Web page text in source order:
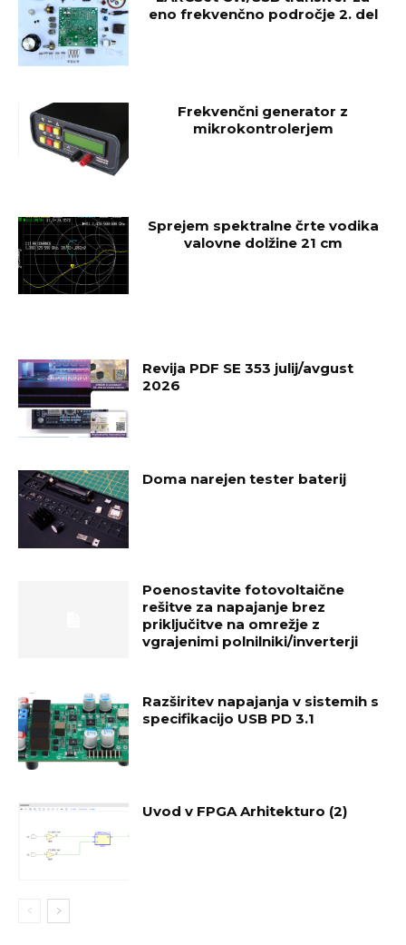
eno frekvenčno področje 2. del
Frekvenčni generator z
mikrokontrolerjem
Sprejem spektralne črte vodika
valovne dolžine 21 cm
Revija PDF SE 353 julij/avgust
2026
Doma narejen tester baterij
Poenostavite fotovoltaične
rešitve za napajanje brez
priključitve na omrežje z
vgrajenimi polnilniki/inverterji
Razširitev napajanja v sistemih s
specifikacijo USB PD 3.1
Uvod v FPGA Arhitekturo (2)